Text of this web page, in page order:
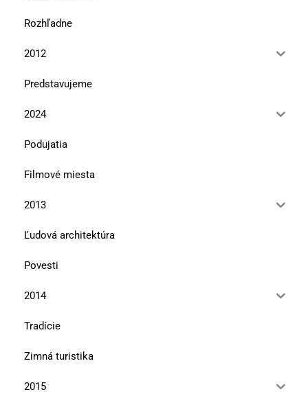
Rozhľadne
2012
Predstavujeme
2024
Podujatia
Filmové miesta
2013
Ľudová architektúra
Povesti
2014
Tradície
Zimná turistika
2015